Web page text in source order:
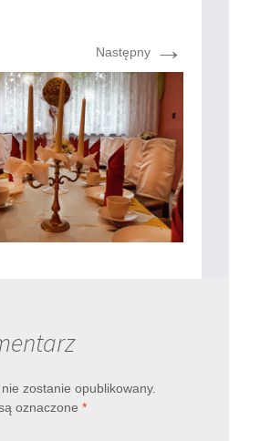
Następny →
zostanie opublikowany.
oznaczone *